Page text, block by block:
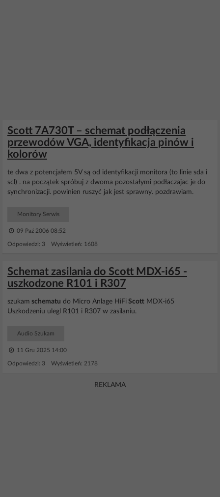
Scott 7A730T – schemat podłączenia
przewodów VGA, identyfikacja pinów i
kolorów
te dwa z potencjałem 5V są od identyfikacji monitora (to linie sda i
scl) . na początek spróbuj z dwoma pozostałymi podłaczajac je do
synchronizacji. powinien ruszyć jak jest sprawny. pozdrawiam.
Monitory Serwis
09 Paź 2006 08:52
Odpowiedzi: 3 Wyświetleń: 1608
Schemat zasilania do Scott MDX-i65 -
uszkodzone R101 i R307
szukam schematu do Micro Anlage HiFi Scott MDX-i65
Uszkodzeniu ulegl R101 i R307 w zasilaniu.
Audio Szukam
11 Gru 2025 14:00
Odpowiedzi: 3 Wyświetleń: 2178
REKLAMA